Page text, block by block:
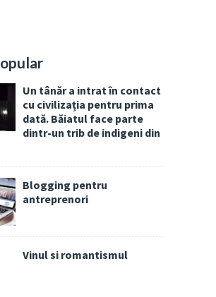
Un tânăr a intrat în contact
cu civilizația pentru prima
dată. Băiatul face parte
dintr-un trib de indigeni din
Blogging pentru
antreprenori
Vinul si romantismul